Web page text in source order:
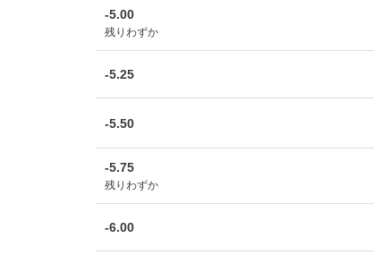
-5.00
残りわずか
-5.25
-5.50
-5.75
残りわずか
-6.00